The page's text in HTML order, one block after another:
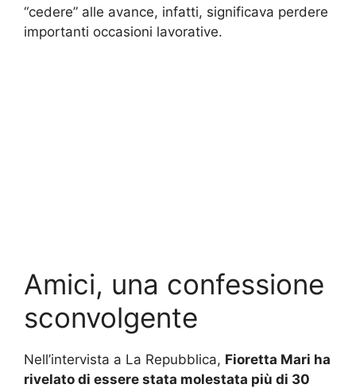
“cedere” alle avance, infatti, significava perdere
importanti occasioni lavorative.
Amici, una confessione
sconvolgente
Nell’intervista a La Repubblica, Fioretta Mari ha
rivelato di essere stata molestata più di 30